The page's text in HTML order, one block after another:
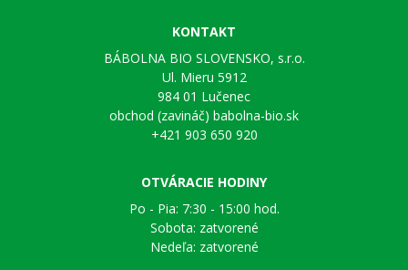
KONTAKT
BÁBOLNA BIO SLOVENSKO, s.r.o.
Ul. Mieru 5912
984 01 Lučenec
obchod (zavináč) babolna-bio.sk
+421 903 650 920
OTVÁRACIE HODINY
Po - Pia: 7:30 - 15:00 hod.
Sobota: zatvorené
Nedeľa: zatvorené